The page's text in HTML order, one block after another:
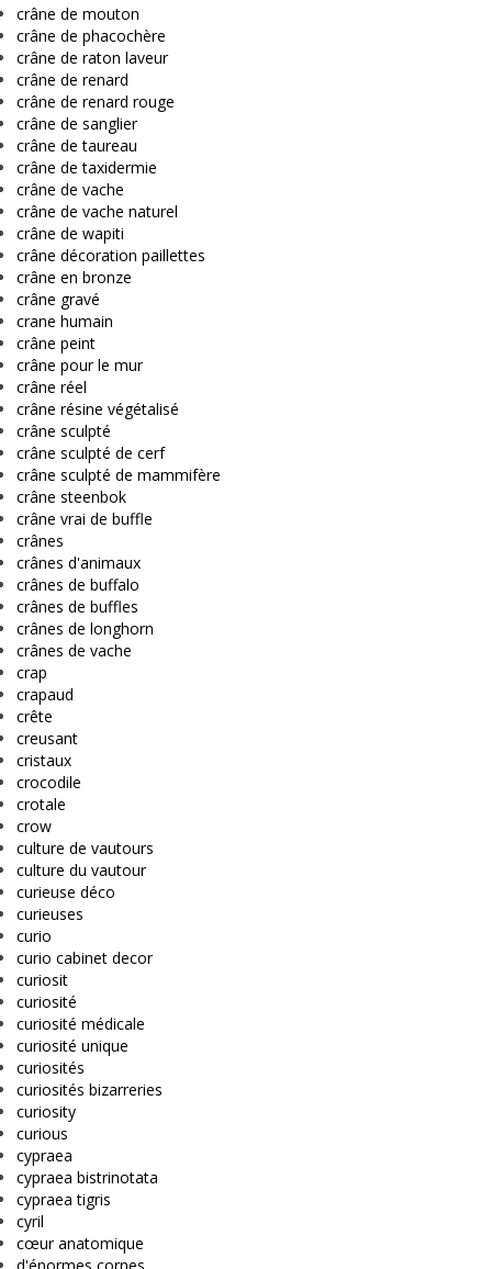
crâne de mouton
crâne de phacochère
crâne de raton laveur
crâne de renard
crâne de renard rouge
crâne de sanglier
crâne de taureau
crâne de taxidermie
crâne de vache
crâne de vache naturel
crâne de wapiti
crâne décoration paillettes
crâne en bronze
crâne gravé
crane humain
crâne peint
crâne pour le mur
crâne réel
crâne résine végétalisé
crâne sculpté
crâne sculpté de cerf
crâne sculpté de mammifère
crâne steenbok
crâne vrai de buffle
crânes
crânes d'animaux
crânes de buffalo
crânes de buffles
crânes de longhorn
crânes de vache
crap
crapaud
crête
creusant
cristaux
crocodile
crotale
crow
culture de vautours
culture du vautour
curieuse déco
curieuses
curio
curio cabinet decor
curiosit
curiosité
curiosité médicale
curiosité unique
curiosités
curiosités bizarreries
curiosity
curious
cypraea
cypraea bistrinotata
cypraea tigris
cyril
cœur anatomique
d'énormes cornes